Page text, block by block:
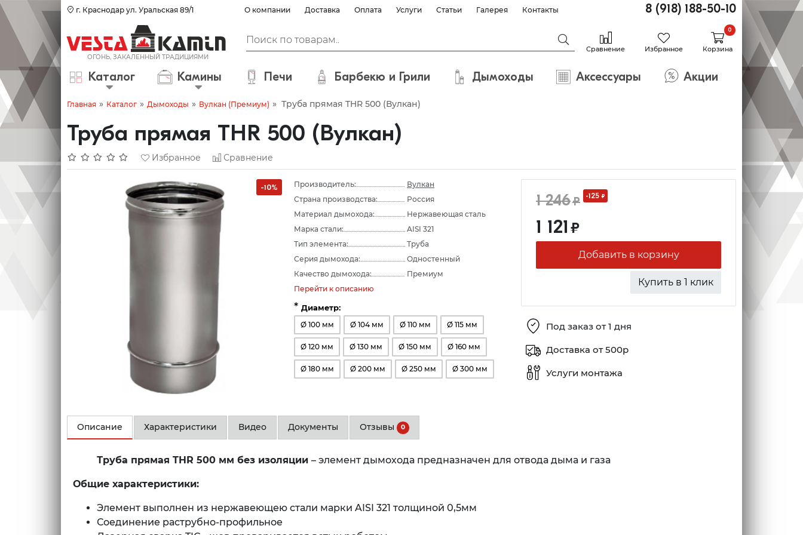
г. Краснодар ул. Уральская 89/1 О компании Доставка Оплата Услуги Статьи Галерея Контакты 8 (918) 188-50-10
Сравнение Избранное Корзина
0
Каталог Камины Печи Барбекю и Грили Дымоходы Аксессуары Акции
Главная » Каталог » Дымоходы » Вулкан (Премиум) » Труба прямая THR 500 (Вулкан)
Труба прямая THR 500 (Вулкан)
Избранное Сравнение
-10% Производитель:
Вулкан
Страна производства:
Россия
Материал дымохода:
Нержавеющая сталь
Марка стали:
AISI 321
Тип элемента:
Труба
Серия дымохода:
Одностенный
Качество дымохода:
Премиум
Перейти к описанию
* Диаметр:
Ø 100 мм Ø 104 мм Ø 110 мм Ø 115 мм
Ø 120 мм Ø 130 мм Ø 150 мм Ø 160 мм
Ø 180 мм Ø 200 мм Ø 250 мм Ø 300 мм
1 246₽ -125 ₽
1 121 ₽
Добавить в корзину
Купить в 1 клик
Под заказ от 1 дня
Доставка от 500р
Услуги монтажа
Описание Характеристики Видео Документы Отзывы 0
Труба прямая THR 500 мм без изоляции – элемент дымохода предназначен для отвода дыма и газа
Общие характеристики:
Элемент выполнен из нержавеющею стали марки AISI 321 толщиной 0,5мм
Соединение раструбно-профильное